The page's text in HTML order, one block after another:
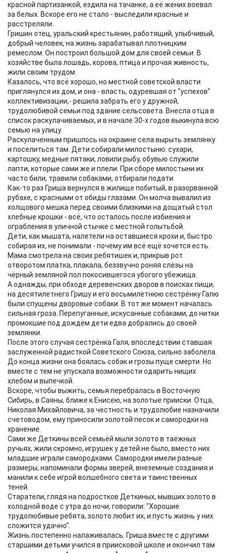
красной партизанкой, ездила на тачанке, а её жених воевал
за белых. Вскоре его не стало - выследили красные и
расстреляли.
Гришин отец, уральский крестьянин, работящий, улыбчивый,
добрый человек, на жизнь зарабатывал плотницким
ремеслом. Он построил большой дом для своей семьи. В
хозяйстве была лошадь, корова, птица и прочая живность,
жили своим трудом.
Казалось, что всё хорошо, но местной советской власти
приглянулся их дом, и она - власть, одуревшая от "успехов"
коллективизации,- решила забрать его у дружной,
трудолюбивой семьи под здание сельсовета. Внесла отца в
список раскулачиваемых, и в начале 30-х годов выкинула всю
семью на улицу.
Раскулаченным пришлось на окраине села вырыть землянку
и поселиться там. Дети собирали милостыню: сухари,
картошку, медные пятаки, ловили рыбу, обувью служили
лапти, которые сами же и плели. При сборе милостыни их
часто били, травили собаками, отбирали подати.
Как-то раз Гриша вернулся в жилище побитый, в разорванной
рубахе, с красными от обиды глазами. Он молча вывалил из
холщового мешка перед своими близкими на дощатый стол
хлебные крошки - всё, что осталось после избиения и
ограбления в уличной стычке с местной голытьбой.
Дети, как мышата, налетели на оставшиеся крохи и, быстро
собирая их, не понимали - почему им всё ещё хочется есть.
Мама смотрела на своих ребятишек и, прикрыв рот
отворотом платка, плакала, беззвучно роняя слёзы на
чёрный земляной пол покосившегося убогого убежища.
А однажды, при обходе деревенских дворов в поисках пищи,
на десятилетнего Гришу и его восьмилетнюю сестрёнку Галю
были спущены дворовые собаки. В тот же момент началась
сильная гроза. Перепуганные, искусанные собаками, до нитки
промокшие под дождём дети едва добрались до своей
землянки.
После этого случая сестрёнка Галя, впоследствии ставшая
заслуженной радисткой Советского Союза, сильно заболела.
До конца жизни она боялась собак и грозы пуще смерти. Но
вместе с тем не упускала возможности одарить нищих
хлебом и выпечкой.
Вскоре, чтобы выжить, семья перебралась в Восточную
Сибирь, в Саяны, ближе к Енисею, на золотые прииски. Отца,
Николая Михайловича, за честность и трудолюбие назначили
счетоводом, ему приносили золотой песок и самородки на
хранение.
Сами же Деткины всей семьёй мыли золото в таёжных
ручьях, жили скромно, игрушек у детей не было, вместо них
младшие играли самородками. Самородки имели разные
размеры, напоминали формы зверей, внеземные создания и
манили к себе игрой волшебного света и таинственных
теней.
Старатели, глядя на подростков Деткиных, мывших золото в
холодной воде с утра до ночи, говорили: "Хорошие
трудолюбивые ребята, золото любит их, и пусть жизнь у них
сложится удачно".
Жизнь постепенно налаживалась. Гриша вместе с другими
старшими детьми учился в приисковой школе и окончил там